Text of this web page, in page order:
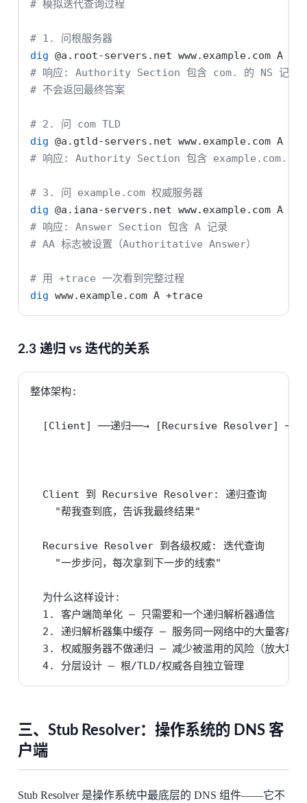
# 模拟迭代查询过程
# 1. 问根服务器
dig @a.root-servers.net www.example.com A
# 响应: Authority Section 包含 com. 的 NS 记录
# 不会返回最终答案
# 2. 问 com TLD
dig @a.gtld-servers.net www.example.com A
# 响应: Authority Section 包含 example.com. 的
# 3. 问 example.com 权威服务器
dig @a.iana-servers.net www.example.com A
# 响应: Answer Section 包含 A 记录
# AA 标志被设置（Authoritative Answer）
# 用 +trace 一次看到完整过程
dig www.example.com A +trace
2.3 递归 vs 迭代的关系
整体架构:
[Client] ──递归──→ [Recursive Resolver] ──
  Client 到 Recursive Resolver: 递归查询
    "帮我查到底，告诉我最终结果"
  Recursive Resolver 到各级权威: 迭代查询
    "一步步问，每次拿到下一步的线索"
  为什么这样设计:
  1. 客户端简单化 — 只需要和一个递归解析器通信
  2. 递归解析器集中缓存 — 服务同一网络中的大量客户端
3. 权威服务器不做递归 — 减少被滥用的风险（放大攻
  4. 分层设计 — 根/TLD/权威各自独立管理
三、Stub Resolver：操作系统的 DNS 客
户端
Stub Resolver 是操作系统中最底层的 DNS 组件——它不